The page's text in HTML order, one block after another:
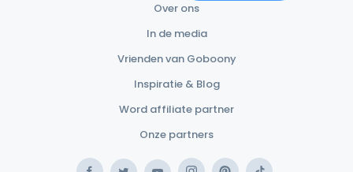
Over ons
In de media
Vrienden van Goboony
Inspiratie & Blog
Word affiliate partner
Onze partners